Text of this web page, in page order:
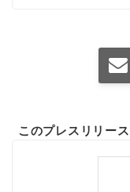
このプレスリリー